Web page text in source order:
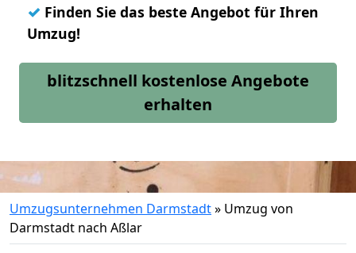
✓ Finden Sie das beste Angebot für Ihren
Umzug!
blitzschnell kostenlose Angebote
erhalten
Umzugsunternehmen Darmstadt» Umzug von
Darmstadt nach Aßlar